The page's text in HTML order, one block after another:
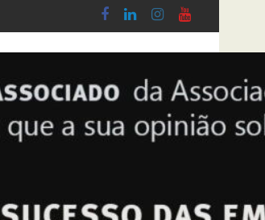
2026, de 28 de Janeiro
Diploma de transposição da Diretiva